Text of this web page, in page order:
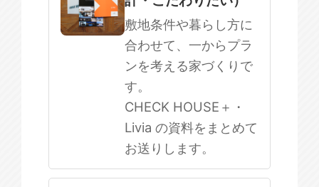
敷地条件や暮らし方に
合わせて、一からプラ
ンを考える家づくりで
す。
CHECK HOUSE＋・
Livia の資料をまとめて
お送りします。